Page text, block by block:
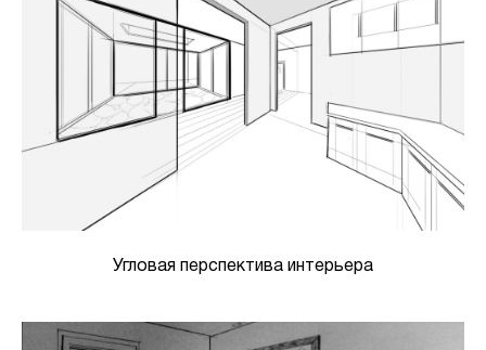
Угловая перспектива интерьера